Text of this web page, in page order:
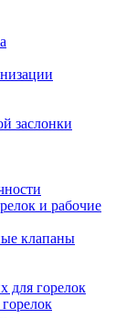
заслонки
и рабочие
клапаны
для горелок